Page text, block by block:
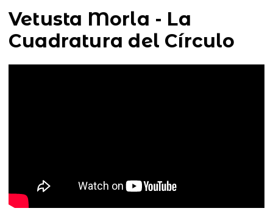
Vetusta Morla - La
Cuadratura del Círculo